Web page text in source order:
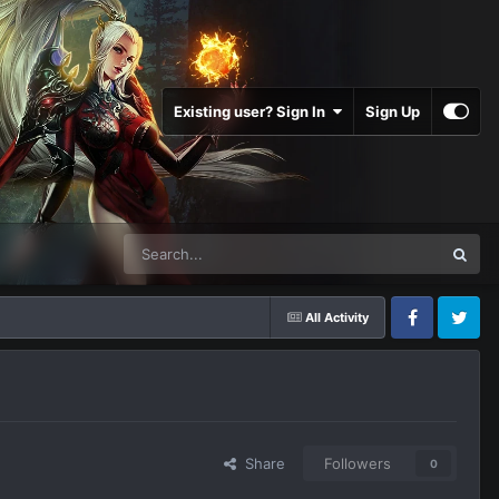
Existing user? Sign In Sign Up
All Activity
FacebookTwitter
Share Followers 0